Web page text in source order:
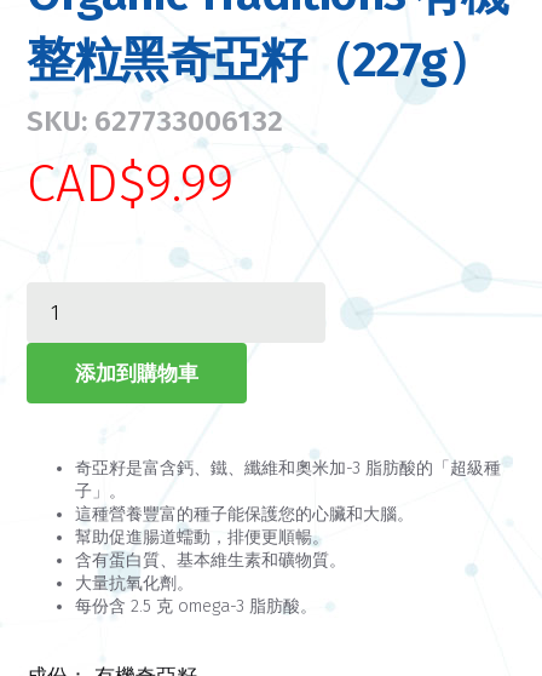
整粒黑奇亞籽（227g）
SKU: 627733006132
CAD$9.99
奇亞籽是富含鈣、鐵、纖維和奧米加-3 脂肪酸的「超級種
子」。
這種營養豐富的種子能保護您的心臟和大腦。
幫助促進腸道蠕動，排便更順暢。
含有蛋白質、基本維生素和礦物質。
大量抗氧化劑。
每份含 2.5 克 omega-3 脂肪酸。